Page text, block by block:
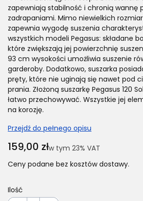
zapewniają stabilność i chronią wannę
zadrapaniami. Mimo niewielkich
zapewnia wygodę suszenia
wszystkich modeli Pegasus: składane
które zwiększają jej powierzchnię
93 cm wysokości umożliwia suszenie
garderoby. Dodatkowo, suszarka
pręty, które nie uginają się nawet pod
prania. Złożoną suszarkę Pegasus 120
łatwo przechowywać. Wszystkie jej
na korozję.
Przejdź do pełnego opisu
Cena
159,00 złw tym 23% VAT
w tym 23% VAT
Ceny podane bez kosztów dostawy.
Ilość